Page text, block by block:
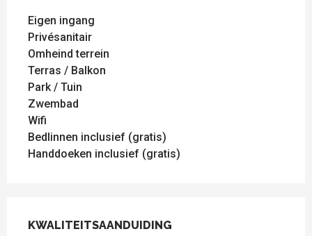
Eigen ingang
Privésanitair
Omheind terrein
Terras / Balkon
Park / Tuin
Zwembad
Wifi
Bedlinnen inclusief (gratis)
Handdoeken inclusief (gratis)
KWALITEITSAANDUIDING
KWALITEITSAANDUIDING